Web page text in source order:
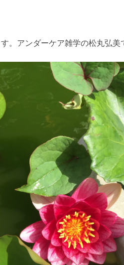
。アンダーケア雑学の松丸弘美